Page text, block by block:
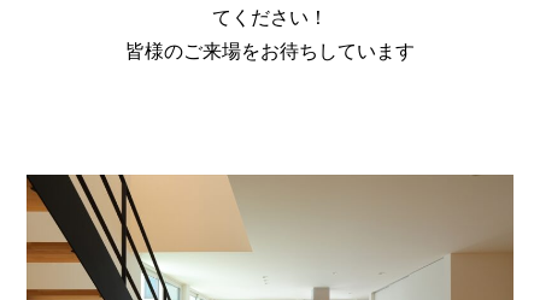
てください！
皆様のご来場をお待ちしています